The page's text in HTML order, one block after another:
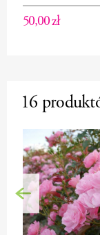
pnąca
50,00 zł
16
Poprzedni